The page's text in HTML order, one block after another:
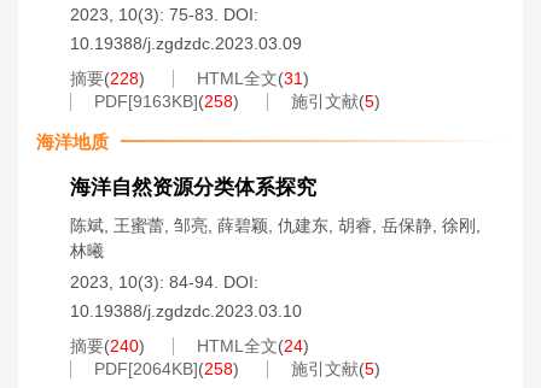
2023, 10(3): 75-83.
DOI:
10.19388/j.zgdzdc.2023.03.09
摘要(228) HTML全文(31)
PDF[9163KB](258) 施引文献(5)
海洋地质
海洋自然资源分类体系探究
陈斌 王蜜蕾 邹亮 薛碧颖 仇建东 胡睿 岳保静 徐刚
林曦
2023, 10(3): 84-94. DOI:
10.19388/j.zgdzdc.2023.03.10
摘要(240) HTML全文(24)
PDF[2064KB](258) 施引文献(5)